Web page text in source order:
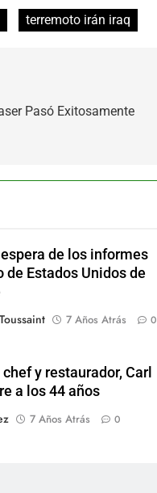
terremoto irán iraq
Pasó Exitosamente
espera de los informes
de Estados Unidos de
7 Años Atrás 0
y restaurador, Carl
a los 44 años
7 Años Atrás 0